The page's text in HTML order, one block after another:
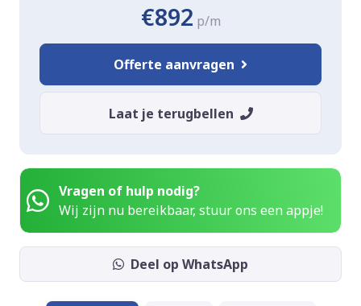
€892 p/m
Offerte aanvragen
Laat je terugbellen
Vragen of hulp nodig?
Wij zijn nu bereikbaar, stuur ons een appje!
Deel op WhatsApp